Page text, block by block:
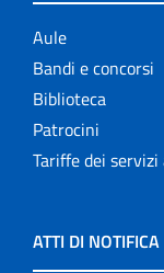
Aule
Bandi e concorsi
Biblioteca
Patrocini
Tariffe dei
ATTI DI NOTIFICA